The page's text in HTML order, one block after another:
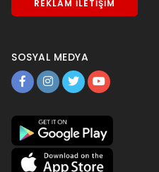
REKLAM İLETİŞİM
SOSYAL MEDYA